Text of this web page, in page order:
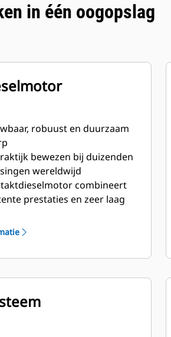
in één oogopslag
robuust en duurzaam
bewezen bij duizenden
wereldwijd
combineert
prestaties en zeer laag